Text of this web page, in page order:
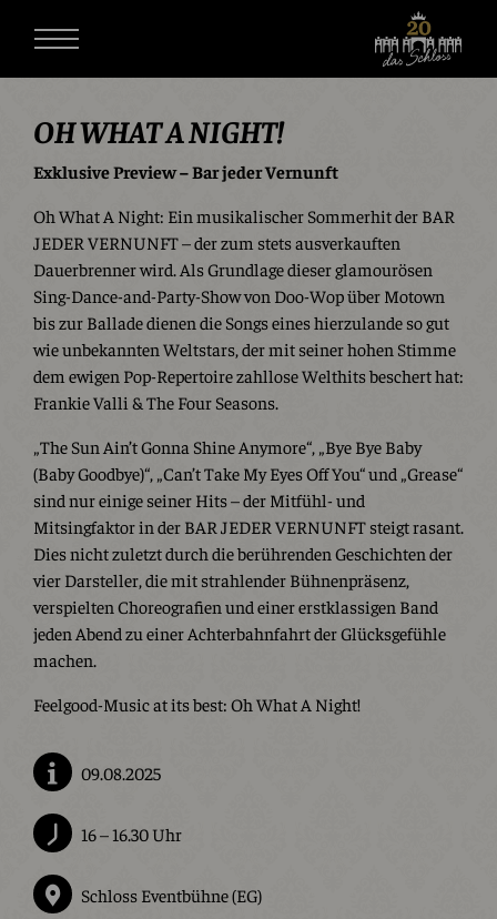
OH WHAT A NIGHT!
Exklusive Preview – Bar jeder Vernunft
Oh What A Night: Ein musikalischer Sommerhit der BAR
JEDER VERNUNFT – der zum stets ausverkauften
Dauerbrenner wird. Als Grundlage dieser glamourösen
Sing-Dance-and-Party-Show von Doo-Wop über Motown
bis zur Ballade dienen die Songs eines hierzulande so gut
wie unbekannten Weltstars, der mit seiner hohen Stimme
dem ewigen Pop-Repertoire zahllose Welthits beschert hat:
Frankie Valli & The Four Seasons.
„The Sun Ain’t Gonna Shine Anymore“, „Bye Bye Baby
(Baby Goodbye)“, „Can’t Take My Eyes Off You“ und „Grease“
sind nur einige seiner Hits – der Mitfühl- und
Mitsingfaktor in der BAR JEDER VERNUNFT steigt rasant.
Dies nicht zuletzt durch die berührenden Geschichten der
vier Darsteller, die mit strahlender Bühnenpräsenz,
verspielten Choreografien und einer erstklassigen Band
jeden Abend zu einer Achterbahnfahrt der Glücksgefühle
machen.
Feelgood-Music at its best: Oh What A Night!
09.08.2025
16 – 16.30 Uhr
Schloss Eventbühne (EG)